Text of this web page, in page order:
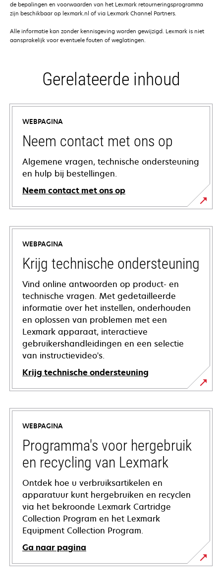
de bepalingen en voorwaarden van het Lexmark retourneringsprogramma
zijn beschikbaar op lexmark.nl of via Lexmark Channel Partners.
Alle informatie kan zonder kennisgeving worden gewijzigd. Lexmark is niet
aansprakelijk voor eventuele fouten of weglatingen.
Gerelateerde inhoud
WEBPAGINA
Neem contact met ons op
Algemene vragen, technische ondersteuning
en hulp bij bestellingen.
Neem contact met ons op
WEBPAGINA
Krijg technische ondersteuning
Vind online antwoorden op product- en
technische vragen. Met gedetailleerde
informatie over het instellen, onderhouden
en oplossen van problemen met een
Lexmark apparaat, interactieve
gebruikershandleidingen en een selectie
van instructievideo's.
Krijg technische ondersteuning
opens
in
new
tab
WEBPAGINA
Programma's voor hergebruik
en recycling van Lexmark
Ontdek hoe u verbruiksartikelen en
apparatuur kunt hergebruiken en recyclen
via het bekroonde Lexmark Cartridge
Collection Program en het Lexmark
Equipment Collection Program.
Ga naar pagina